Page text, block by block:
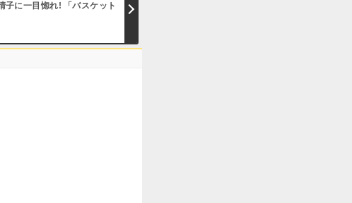
子に一目惚れ! 「バスケット